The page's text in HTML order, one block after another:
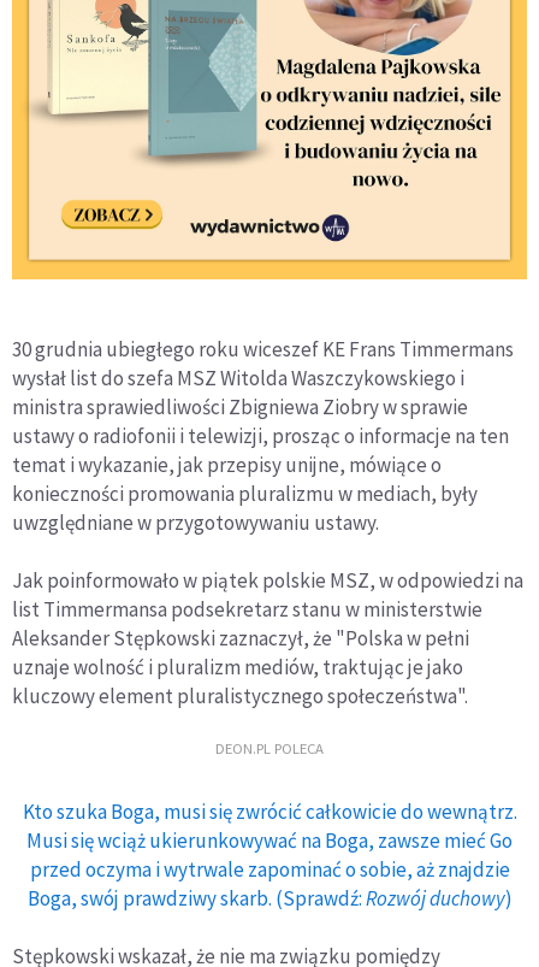
30 grudnia ubiegłego roku wiceszef KE Frans Timmermans
wysłał list do szefa MSZ Witolda Waszczykowskiego i
ministra sprawiedliwości Zbigniewa Ziobry w sprawie
ustawy o radiofonii i telewizji, prosząc o informacje na ten
temat i wykazanie, jak przepisy unijne, mówiące o
konieczności promowania pluralizmu w mediach, były
uwzględniane w przygotowywaniu ustawy.
Jak poinformowało w piątek polskie MSZ, w odpowiedzi na
list Timmermansa podsekretarz stanu w ministerstwie
Aleksander Stępkowski zaznaczył, że "Polska w pełni
uznaje wolność i pluralizm mediów, traktując je jako
kluczowy element pluralistycznego społeczeństwa".
DEON.PL POLECA
Kto szuka Boga, musi się zwrócić całkowicie do wewnątrz.
Musi się wciąż ukierunkowywać na Boga, zawsze mieć Go
przed oczyma i wytrwale zapominać o sobie, aż znajdzie
Boga, swój prawdziwy skarb. (Sprawdź:Rozwój duchowy)
Stępkowski wskazał, że nie ma związku pomiędzy